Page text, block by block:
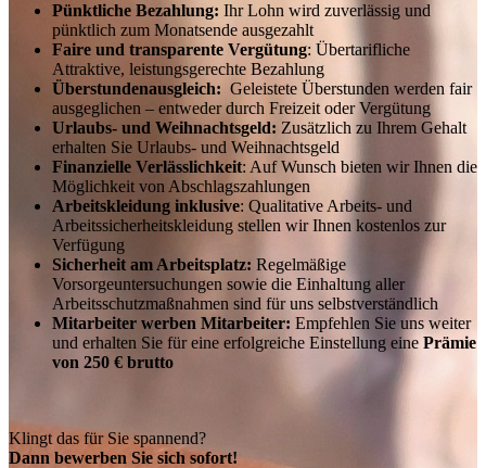
Pünktliche Bezahlung: Ihr Lohn wird zuverlässig und
pünktlich zum Monatsende ausgezahlt
Faire und transparente Vergütung: Übertarifliche
Attraktive, leistungsgerechte Bezahlung
Überstundenausgleich: Geleistete Überstunden werden fair
ausgeglichen – entweder durch Freizeit oder Vergütung
Urlaubs- und Weihnachtsgeld: Zusätzlich zu Ihrem Gehalt
erhalten Sie Urlaubs- und Weihnachtsgeld
Finanzielle Verlässlichkeit: Auf Wunsch bieten wir Ihnen die
Möglichkeit von Abschlagszahlungen
Arbeitskleidung inklusive: Qualitative Arbeits- und
Arbeitssicherheitskleidung stellen wir Ihnen kostenlos zur
Verfügung
Sicherheit am Arbeitsplatz: Regelmäßige
Vorsorgeuntersuchungen sowie die Einhaltung aller
Arbeitsschutzmaßnahmen sind für uns selbstverständlich
Mitarbeiter werben Mitarbeiter: Empfehlen Sie uns weiter
und erhalten Sie für eine erfolgreiche Einstellung eine Prämie
von 250 € brutto
Klingt das für Sie spannend?
Dann bewerben Sie sich sofort!